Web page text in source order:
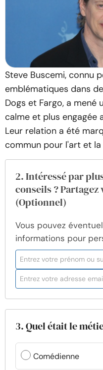
Steve Buscemi, connu
emblématiques dans
Dogs et Fargo, a mené
calme et plus engagée
Leur relation a été
commun pour l'art et la
2. Intéressé par
conseils ?
(Optionnel)
Vous pouvez
informations pour
3. Quel était le
Comédienne